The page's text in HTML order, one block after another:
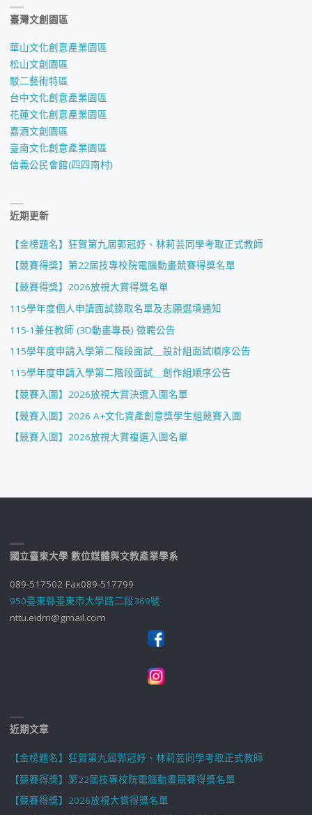
臺灣文創園區
華山文化創意產業園區
松山文創園區
駁二藝術特區
台中文化創意產業園區
花蓮文化創意產業園區
嘉酒文創園區
臺南文化創意產業園區
信義公民會館(四四南村)
近期更新
【金榜題名】狂賀第九屆郭冠妤、林莉芸同學考取正式教師
【競賽得獎】第22屆技專校院電腦動畫競賽得獎名單
【競賽得獎】2026放視大賞得獎名單
115學年度個人申請面試錄取名單及志願選填通知
115-1兼任教師 (3D動畫專長) 徵聘公告
115學年度申請入學第二階段面試＿設計組面試順序公告
115學年度申請入學第二階段面試＿創作組順序公告
【競賽入圍】2026放視大賞決選入圍名單
【競賽入圍】2026 A+文化資產創意獎學生組競賽入圍
【競賽入圍】2026放視大賞複選入圍名單
國立臺東大學 數位媒體與文教產業學系
089-517502 Fax089-517799
950臺東縣臺東市大學路二段369號
nttu.eidm@gmail.com
近期文章
【金榜題名】狂賀第九屆郭冠妤、林莉芸同學考取正式教師
【競賽得獎】第22屆技專校院電腦動畫競賽得獎名單
【競賽得獎】2026放視大賞得獎名單